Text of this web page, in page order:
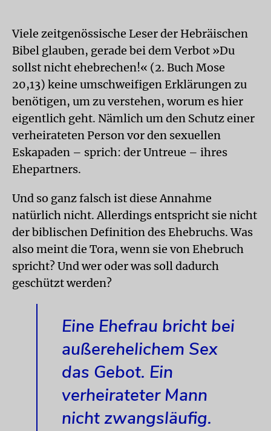
Viele zeitgenössische Leser der Hebräischen
Bibel glauben, gerade bei dem Verbot »Du
sollst nicht ehebrechen!« (2. Buch Mose
20,13) keine umschweifigen Erklärungen zu
benötigen, um zu verstehen, worum es hier
eigentlich geht. Nämlich um den Schutz einer
verheirateten Person vor den sexuellen
Eskapaden – sprich: der Untreue – ihres
Ehepartners.
Und so ganz falsch ist diese Annahme
natürlich nicht. Allerdings entspricht sie nicht
der biblischen Definition des Ehebruchs. Was
also meint die Tora, wenn sie von Ehebruch
spricht? Und wer oder was soll dadurch
geschützt werden?
Eine Ehefrau bricht bei
außerehelichem Sex
das Gebot. Ein
verheirateter Mann
nicht zwangsläufig.